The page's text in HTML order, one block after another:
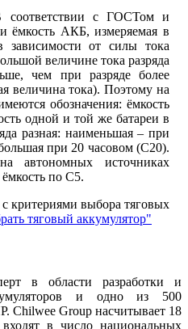
соответствии с ГОСТом и
ёмкость АКБ, измеряемая в
зависимости от силы тока
величине тока разряда
чем при разряде более
величина тока). Поэтому на
обозначения: ёмкость
одной и той же батареи в
разная: наименьшая – при
при 20 часовом (С20).
автономных источниках
ёмкость по С5.
критериями выбора тяговых
тяговый аккумулятор"
в области разработки и
и одно из 500
Chilwee Group насчитывает 18
в число национальных